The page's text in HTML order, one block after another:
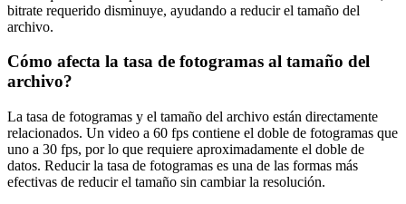
bitrate requerido disminuye, ayudando a reducir el tamaño del
archivo.
Cómo afecta la tasa de fotogramas al tamaño del
archivo?
La tasa de fotogramas y el tamaño del archivo están directamente
relacionados. Un video a 60 fps contiene el doble de fotogramas que
uno a 30 fps, por lo que requiere aproximadamente el doble de
datos. Reducir la tasa de fotogramas es una de las formas más
efectivas de reducir el tamaño sin cambiar la resolución.